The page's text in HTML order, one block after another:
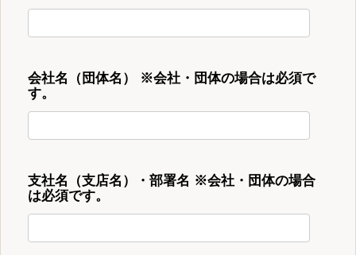
会社名（団体名） ※会社・団体の場合は必須で
す。
支社名（支店名）・部署名 ※会社・団体の場合
は必須です。